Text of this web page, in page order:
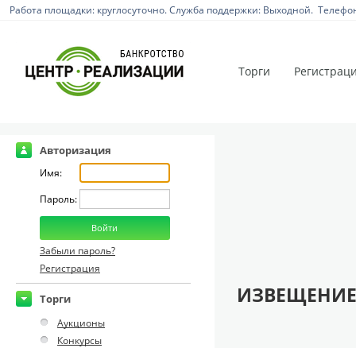
Работа площадки: круглосуточно. Служба поддержки: Выходной.
Торги
Авторизация
Имя:
Пароль:
Забыли пароль?
Регистрация
Торги
Аукционы
Конкурсы